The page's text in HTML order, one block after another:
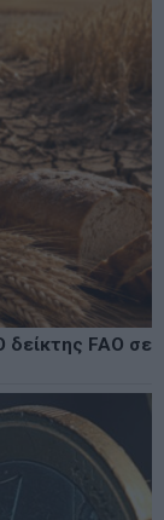
FAO σε